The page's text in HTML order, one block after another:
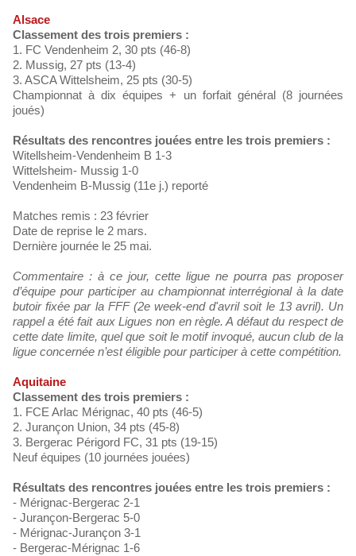
Alsace
Classement des trois premiers :
1. FC Vendenheim 2, 30 pts (46-8)
2. Mussig, 27 pts (13-4)
3. ASCA Wittelsheim, 25 pts (30-5)
Championnat à dix équipes + un forfait général (8 journées
joués)
Résultats des rencontres jouées entre les trois premiers :
Witellsheim-Vendenheim B 1-3
Wittelsheim- Mussig 1-0
Vendenheim B-Mussig (11e j.) reporté
Matches remis : 23 février
Date de reprise le 2 mars.
Dernière journée le 25 mai.
Commentaire : à ce jour, cette ligue ne pourra pas proposer
d’équipe pour participer au championnat interrégional à la date
butoir fixée par la FFF (2e week-end d'avril soit le 13 avril). Un
rappel a été fait aux Ligues non en règle. A défaut du respect de
cette date limite, quel que soit le motif invoqué, aucun club de la
ligue concernée n’est éligible pour participer à cette compétition.
Aquitaine
Classement des trois premiers :
1. FCE Arlac Mérignac, 40 pts (46-5)
2. Jurançon Union, 34 pts (45-8)
3. Bergerac Périgord FC, 31 pts (19-15)
Neuf équipes (10 journées jouées)
Résultats des rencontres jouées entre les trois premiers :
- Mérignac-Bergerac 2-1
- Jurançon-Bergerac 5-0
- Mérignac-Jurançon 3-1
- Bergerac-Mérignac 1-6